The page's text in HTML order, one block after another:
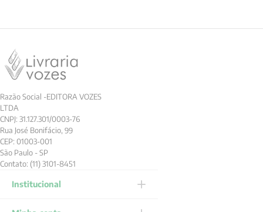
Razão Social -EDITORA VOZES
LTDA
CNPJ: 31.127.301/0003-76
Rua José Bonifácio, 99
CEP: 01003-001
São Paulo - SP
Contato: (11) 3101-8451
Institucional